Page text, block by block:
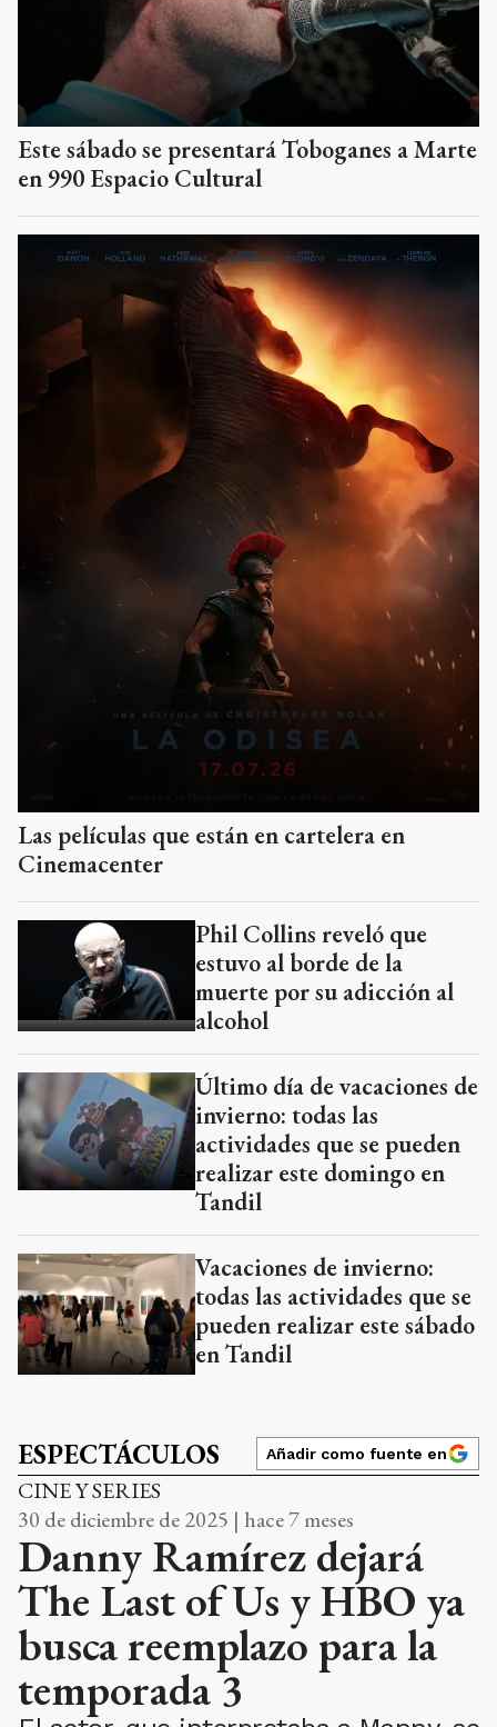
Este sábado se presentará Toboganes a Marte
en 990 Espacio Cultural
Las películas que están en cartelera en
Cinemacenter
Phil Collins reveló que
estuvo al borde de la
muerte por su adicción al
alcohol
Último día de vacaciones de
invierno: todas las
actividades que se pueden
realizar este domingo en
Tandil
Vacaciones de invierno:
todas las actividades que se
pueden realizar este sábado
en Tandil
ESPECTÁCULOS Añadir como fuente en
CINE Y SERIES
30 de diciembre de 2025 | hace 7 meses
Danny Ramírez dejará
The Last of Us y HBO ya
busca reemplazo para la
temporada 3